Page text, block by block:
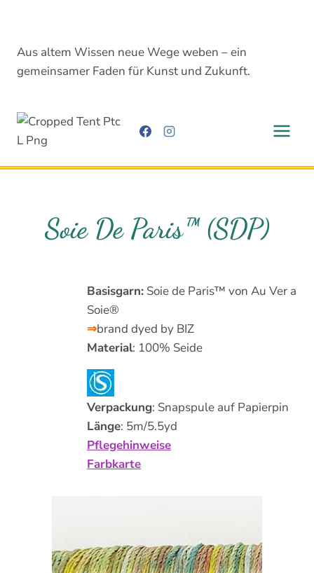
springen
Aus altem Wissen neue Wege weben – ein
gemeinsamer Faden für Kunst und Zukunft.
Soie De Paris™ (SDP)
Basisgarn: Soie de Paris™ von Au Ver a
Soie®
⇒brand dyed by BIZ
Material: 100% Seide
Verpackung: Snapspule auf Papierpin
Länge: 5m/5.5yd
Pflegehinweise
Farbkarte